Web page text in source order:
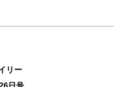
リー